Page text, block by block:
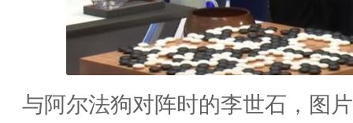
与阿尔法狗对阵时的李世石，图